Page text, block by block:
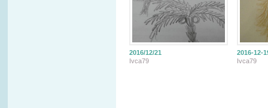
2016/12/21
Ivca79
2016-12-
Ivca79